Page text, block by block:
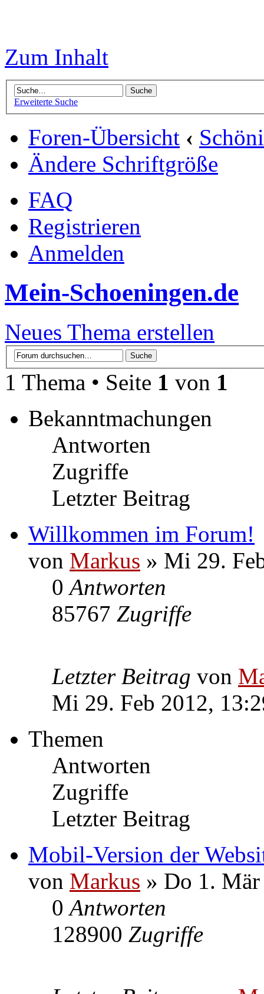
Zum Inhalt
Erweiterte Suche
Foren-Übersicht ‹
Ändere Schriftgröße
FAQ
Registrieren
Anmelden
Mein-Schoeningen.de
Neues Thema erstellen
1 Thema • Seite 1 von 1
Bekanntmachungen
Antworten
Zugriffe
Letzter Beitrag
Willkommen im Forum!
von Markus » Mi 29.
0Antworten
85767 Zugriffe
Letzter Beitrag von
Mi 29. Feb 2012,
Themen
Antworten
Zugriffe
Letzter Beitrag
Mobil-Version der
von Markus » Do 1.
0Antworten
128900 Zugriffe